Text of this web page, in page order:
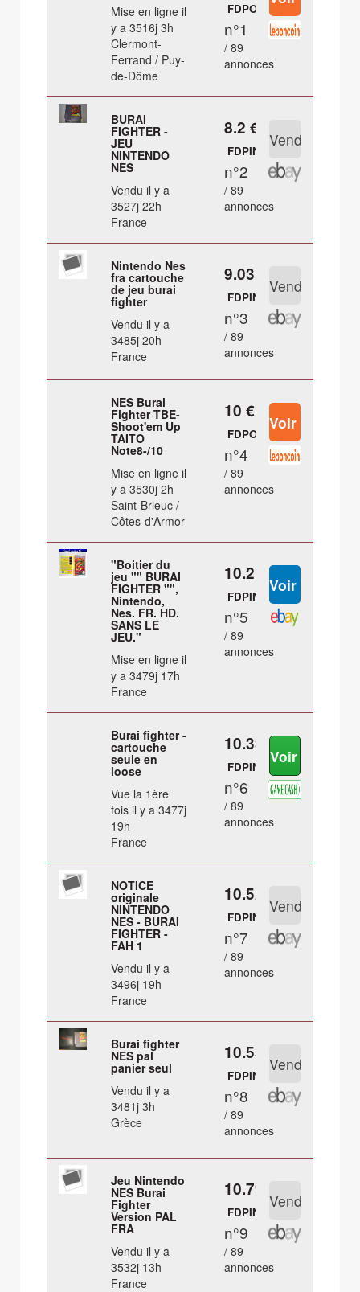
Mise en ligne il
y a 3516j 3h
Clermont-
Ferrand / Puy-
de-Dôme
FDPOUT
n°1
/ 89
annonces
BURAI
FIGHTER -
JEU
NINTENDO
NES
Vendu il y a
3527j 22h
France
8.2 €
FDPIN
n°2
/ 89
annonces
Nintendo Nes
fra cartouche
de jeu burai
fighter
Vendu il y a
3485j 20h
France
9.03 €
FDPIN
n°3
/ 89
annonces
NES Burai
Fighter TBE-
Shoot'em Up
TAITO
Note8-/10
Mise en ligne il
y a 3530j 2h
Saint-Brieuc /
Côtes-d'Armor
10 €
FDPOUT
n°4
/ 89
annonces
"Boitier du
jeu "" BURAI
FIGHTER "",
Nintendo,
Nes. FR. HD.
SANS LE
JEU."
Mise en ligne il
y a 3479j 17h
France
10.2 €
FDPIN
n°5
/ 89
annonces
Burai fighter -
cartouche
seule en
loose
Vue la 1ère
fois il y a 3477j
19h
France
10.33 €
FDPIN
n°6
/ 89
annonces
NOTICE
originale
NINTENDO
NES - BURAI
FIGHTER -
FAH 1
Vendu il y a
3496j 19h
France
10.52 €
FDPIN
n°7
/ 89
annonces
Burai fighter
NES pal
panier seul
Vendu il y a
3481j 3h
Grèce
10.55 €
FDPIN
n°8
/ 89
annonces
Jeu Nintendo
NES Burai
Fighter
Version PAL
FRA
Vendu il y a
3532j 13h
France
10.79 €
FDPIN
n°9
/ 89
annonces